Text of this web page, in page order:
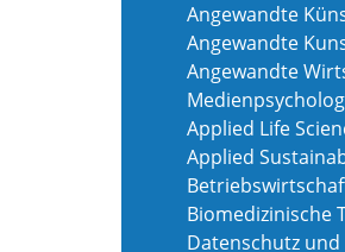
Angewandte
Angewandte
Angewandte
Applied Life
Applied
Biomedizinische
Datenschutz und